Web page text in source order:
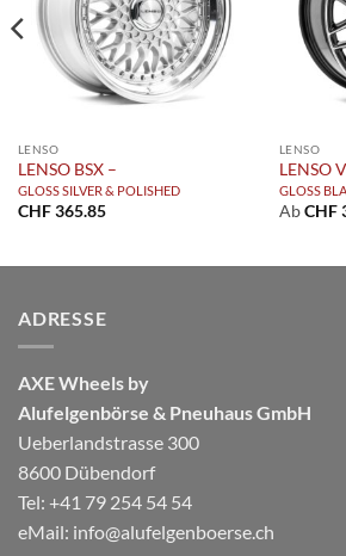
LENSO
LENSO BSX –
GLOSS SILVER & POLISHED
CHF365.85
LENSO
LENSO
GLOSS
AbCHF
ADRESSE
AXE Wheels by
Alufelgenbörse & Pneuhaus GmbH
Ueberlandstrasse 300
8600 Dübendorf
Tel: +41 79 254 54 54
eMail: info@alufelgenboerse.ch